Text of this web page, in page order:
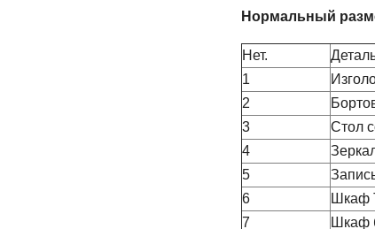
Нормальный
Нет.
1
2
3
Стол
4
5
6
Шкаф
7
Шкаф